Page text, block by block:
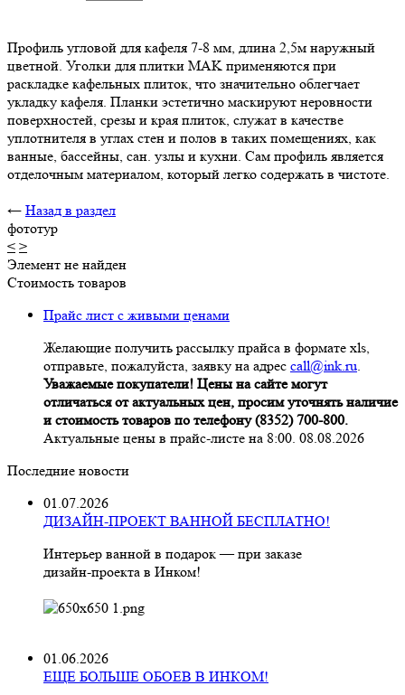
Профиль угловой для кафеля 7-8 мм, длина 2,5м наружный
цветной. Уголки для плитки MAK применяются при
раскладке кафельных плиток, что значительно облегчает
укладку кафеля. Планки эстетично маскируют неровности
поверхностей, срезы и края плиток, служат в качестве
уплотнителя в углах стен и полов в таких помещениях, как
ванные, бассейны, сан. узлы и кухни. Сам профиль является
отделочным материалом, который легко содержать в чистоте.
← Назад в раздел
фототур
< >
Элемент не найден
Стоимость товаров
Прайс лист с живыми ценами
Желающие получить рассылку прайса в формате xls,
отправьте, пожалуйста, заявку на адрес call@ink.ru.
Уважаемые покупатели! Цены на сайте могут
отличаться от актуальных цен, просим уточнять наличие
и стоимость товаров по телефону (8352) 700-800.
Актуальные цены в прайс-листе на 8:00. 08.08.2026
Последние новости
01.07.2026
ДИЗАЙН-ПРОЕКТ ВАННОЙ БЕСПЛАТНО!
Интерьер ванной в подарок — при заказе
дизайн‑проекта в Инком!
01.06.2026
ЕЩЕ БОЛЬШЕ ОБОЕВ В ИНКОМ!